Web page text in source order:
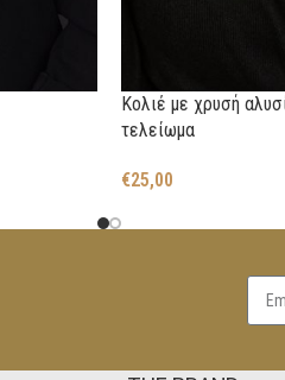
Κολιέ με χρυσή
τελείωμα
€25,00